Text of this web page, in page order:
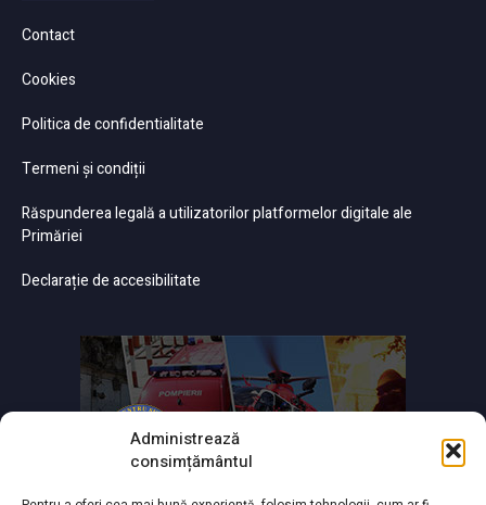
Administrează
consimțământul
Contact
Cookies
Politica de confidentialitate
Termeni și condiții
Răspunderea legală a utilizatorilor platformelor digitale ale
Primăriei
Declarație de accesibilitate